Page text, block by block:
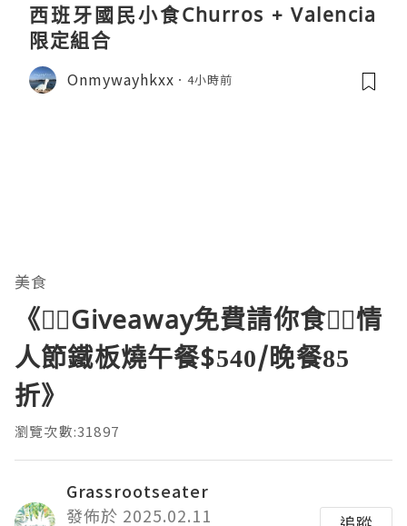
西班牙國民小食Churros + Valencia
限定組合
Onmywayhkxx 4小時前
美食
《❤️‍🔥Giveaway免費請你食❤️‍🔥情
人節鐵板燒午餐$540/晚餐85
折》
瀏覽次數:31897
Grassrootseater
發佈於 2025.02.11